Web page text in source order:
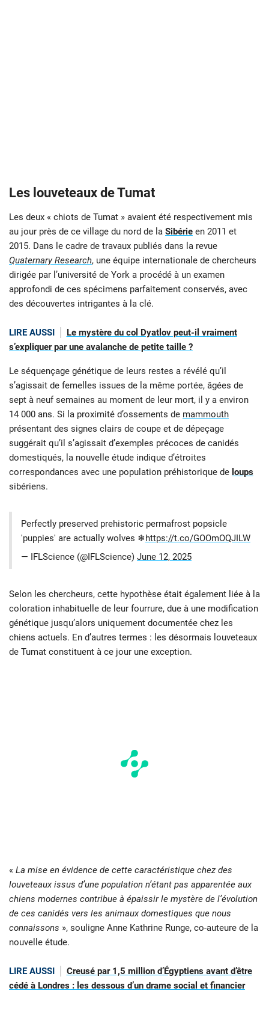
Les louveteaux de Tumat
Les deux « chiots de Tumat » avaient été respectivement mis
au jour près de ce village du nord de la Sibérie en 2011 et
2015. Dans le cadre de travaux publiés dans la revue
Quaternary Research, une équipe internationale de chercheurs
dirigée par l’université de York a procédé à un examen
approfondi de ces spécimens parfaitement conservés, avec
des découvertes intrigantes à la clé.
LIRE AUSSI
Le mystère du col Dyatlov peut-il vraiment
s’expliquer par une avalanche de petite taille ?
Le séquençage génétique de leurs restes a révélé qu’il
s’agissait de femelles issues de la même portée, âgées de
sept à neuf semaines au moment de leur mort, il y a environ
14 000 ans. Si la proximité d’ossements de mammouth
présentant des signes clairs de coupe et de dépeçage
suggérait qu’il s’agissait d’exemples précoces de canidés
domestiqués, la nouvelle étude indique d’étroites
correspondances avec une population préhistorique de loups
sibériens.
Perfectly preserved prehistoric permafrost popsicle
'puppies' are actually wolves ❄https://t.co/GOOmOQJILW
— IFLScience (@IFLScience) June 12, 2025
Selon les chercheurs, cette hypothèse était également liée à la
coloration inhabituelle de leur fourrure, due à une modification
génétique jusqu’alors uniquement documentée chez les
chiens actuels. En d’autres termes : les désormais louveteaux
de Tumat constituent à ce jour une exception.
« La mise en évidence de cette caractéristique chez des
louveteaux issus d’une population n’étant pas apparentée aux
chiens modernes contribue à épaissir le mystère de l’évolution
de ces canidés vers les animaux domestiques que nous
connaissons », souligne Anne Kathrine Runge, co-auteure de la
nouvelle étude.
LIRE AUSSI
Creusé par 1,5 million d’Égyptiens avant d’être
cédé à Londres : les dessous d’un drame social et financier